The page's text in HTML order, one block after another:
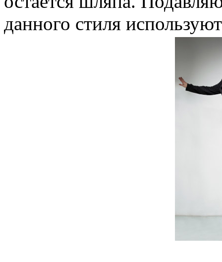
данного стиля